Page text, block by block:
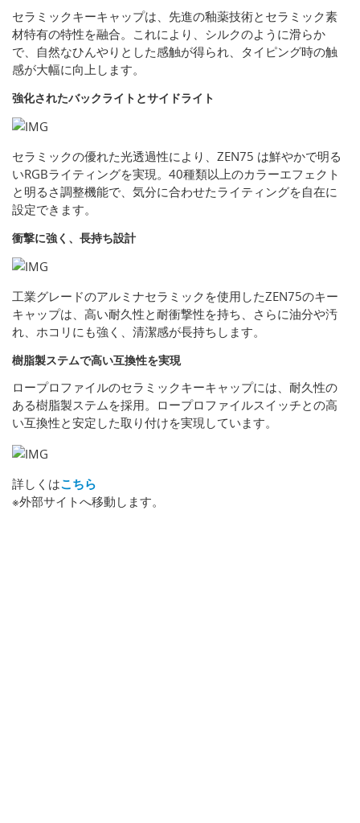
セラミックキーキャップは、先進の釉薬技術とセラミック素
材特有の特性を融合。これにより、シルクのように滑らか
で、自然なひんやりとした感触が得られ、タイピング時の触
感が大幅に向上します。
強化されたバックライトとサイドライト
セラミックの優れた光透過性により、ZEN75 は鮮やかで明る
いRGBライティングを実現。40種類以上のカラーエフェクト
と明るさ調整機能で、気分に合わせたライティングを自在に
設定できます。
衝撃に強く、長持ち設計
工業グレードのアルミナセラミックを使用したZEN75のキー
キャップは、高い耐久性と耐衝撃性を持ち、さらに油分や汚
れ、ホコリにも強く、清潔感が長持ちします。
樹脂製ステムで高い互換性を実現
ロープロファイルのセラミックキーキャップには、耐久性の
ある樹脂製ステムを採用。ロープロファイルスイッチとの高
い互換性と安定した取り付けを実現しています。
詳しくはこちら
※外部サイトへ移動します。